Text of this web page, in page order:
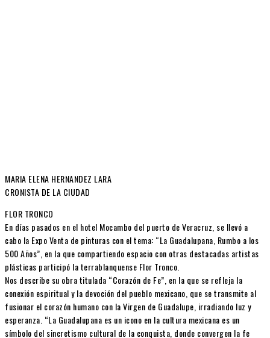
MARIA ELENA HERNANDEZ LARA
CRONISTA DE LA CIUDAD
FLOR TRONCO
En días pasados en el hotel Mocambo del puerto de Veracruz, se llevó a
cabo la Expo Venta de pinturas con el tema: “La Guadalupana, Rumbo a los
500 Años”, en la que compartiendo espacio con otras destacadas artistas
plásticas participó la terrablanquense Flor Tronco.
Nos describe su obra titulada “Corazón de Fe”, en la que se refleja la
conexión espiritual y la devoción del pueblo mexicano, que se transmite al
fusionar el corazón humano con la Virgen de Guadalupe, irradiando luz y
esperanza. “La Guadalupana es un icono en la cultura mexicana es un
símbolo del sincretismo cultural de la conquista, donde convergen la fe